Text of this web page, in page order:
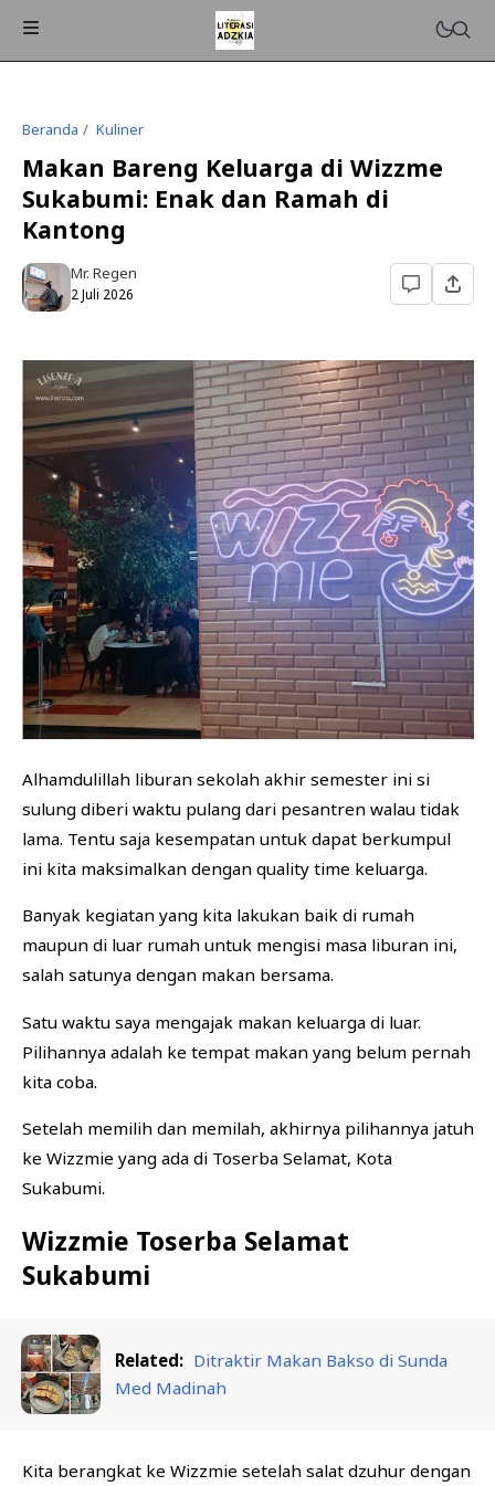
ISLAMPEDIA
PENDIDIKAN
BISNIS
FINANSIAL
KESEHATAN
Beranda Kuliner
Makan Bareng Keluarga di Wizzme
Sukabumi: Enak dan Ramah di
Kantong
Mr. Regen
2 Juli 2026
Alhamdulillah liburan sekolah akhir semester ini si
sulung diberi waktu pulang dari pesantren walau tidak
lama. Tentu saja kesempatan untuk dapat berkumpul
ini kita maksimalkan dengan quality time keluarga.
Banyak kegiatan yang kita lakukan baik di rumah
maupun di luar rumah untuk mengisi masa liburan ini,
salah satunya dengan makan bersama.
Satu waktu saya mengajak makan keluarga di luar.
Pilihannya adalah ke tempat makan yang belum pernah
kita coba.
Setelah memilih dan memilah, akhirnya pilihannya jatuh
ke Wizzmie yang ada di Toserba Selamat, Kota
Sukabumi.
Wizzmie Toserba Selamat
Sukabumi
Related: Ditraktir Makan Bakso di Sunda
Med Madinah
Kita berangkat ke Wizzmie setelah salat dzuhur dengan